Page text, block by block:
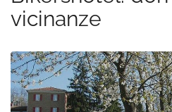
vicinanze